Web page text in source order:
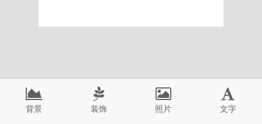
背景 装饰 照片 文字